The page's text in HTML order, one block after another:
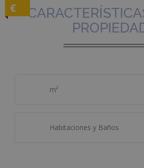
€
m²
Habitaciones y Baños